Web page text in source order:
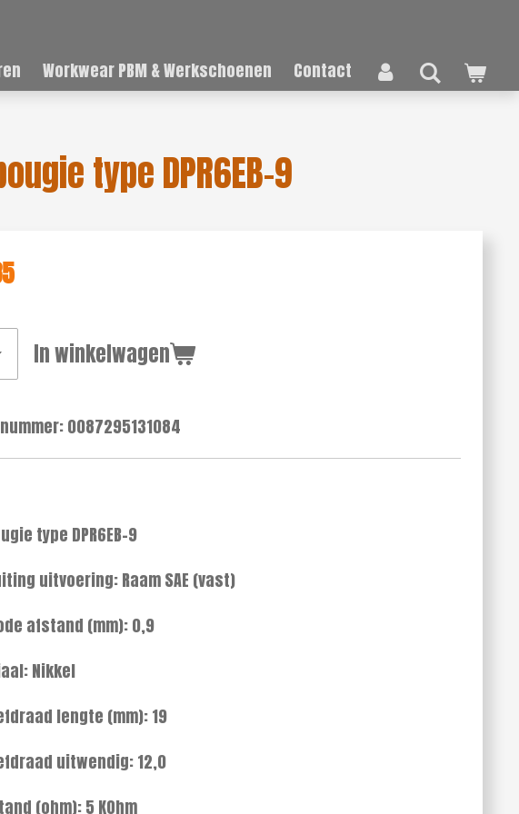
Workwear PBM & Werkschoenen Contact
type DPR6EB-9
In winkelwagen
0087295131084
type DPR6EB-9
uitvoering: Raam SAE (vast)
afstand (mm): 0,9
Nikkel
lengte (mm): 19
uitwendig: 12,0
(ohm): 5 KOhm